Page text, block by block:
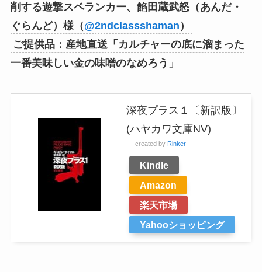
削する遊撃スペランカー、餡田蔵武怒（あんだ・
ぐらんど）様（@2ndclassshaman）
ご提供品：産地直送「カルチャーの底に溜まった
一番美味しい金の味噌のなめろう」
深夜プラス１〔新訳版〕
(ハヤカワ文庫NV)
created by Rinker
Kindle
Amazon
楽天市場
Yahooショッピング